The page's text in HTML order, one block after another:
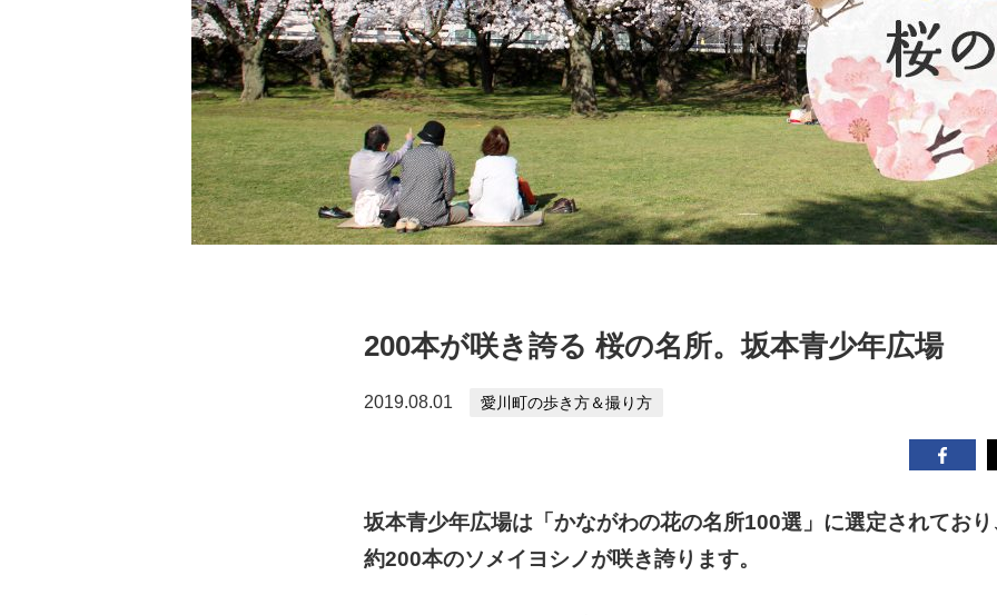
200本が咲き誇る 桜の名所。坂本青少年広場
2019.08.01 愛川町の歩き方＆撮り方
坂本青少年広場は「かながわの花の名所100選」に選定されており
約200本のソメイヨシノが咲き誇ります。